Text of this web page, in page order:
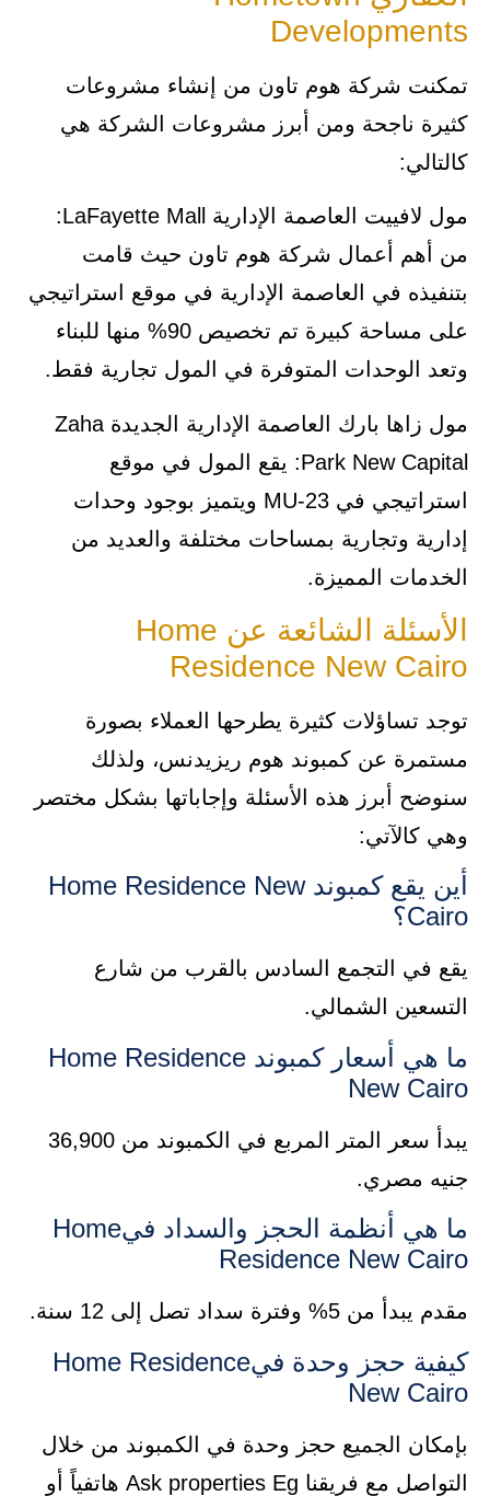
Developments
تمكنت شركة هوم تاون من إنشاء مشروعات
كثيرة ناجحة ومن أبرز مشروعات الشركة هي
كالتالي:
مول لافييت العاصمة الإدارية LaFayette Mall:
من أهم أعمال شركة هوم تاون حيث قامت
بتنفيذه في العاصمة الإدارية في موقع استراتيجي
على مساحة كبيرة تم تخصيص 90% منها للبناء
وتعد الوحدات المتوفرة في المول تجارية فقط.
مول زاها بارك العاصمة الإدارية الجديدة Zaha
Park New Capital: يقع المول في موقع
استراتيجي في MU-23 ويتميز بوجود وحدات
إدارية وتجارية بمساحات مختلفة والعديد من
الخدمات المميزة.
الأسئلة الشائعة عن Home
Residence New Cairo
توجد تساؤلات كثيرة يطرحها العملاء بصورة
مستمرة عن كمبوند هوم ريزيدنس، ولذلك
سنوضح أبرز هذه الأسئلة وإجاباتها بشكل مختصر
وهي كالآتي:
أين يقع كمبوند Home Residence New
Cairo؟
يقع في التجمع السادس بالقرب من شارع
التسعين الشمالي.
ما هي أسعار كمبوند Home Residence
New Cairo
يبدأ سعر المتر المربع في الكمبوند من 36,900
جنيه مصري.
ما هي أنظمة الحجز والسداد فيHome
Residence New Cairo
مقدم يبدأ من 5% وفترة سداد تصل إلى 12 سنة.
كيفية حجز وحدة فيHome Residence
New Cairo
بإمكان الجميع حجز وحدة في الكمبوند من خلال
التواصل مع فريقنا Ask properties Eg هاتفياً أو